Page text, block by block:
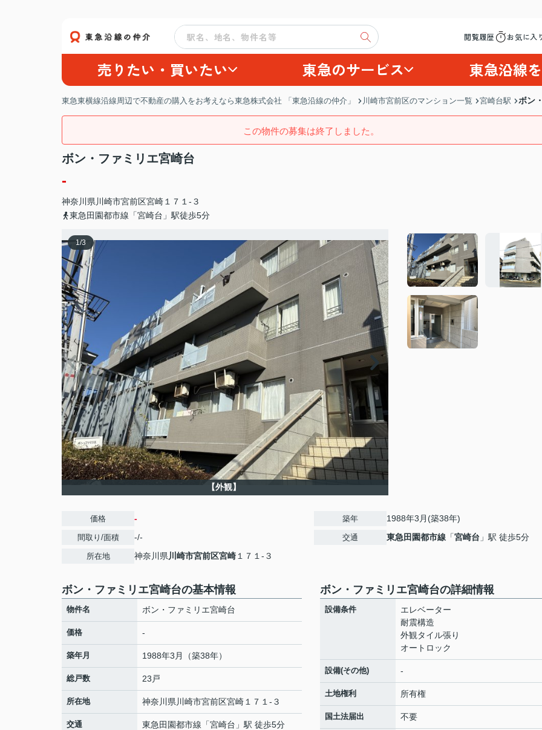
閲覧履歴 お気に入
売りたい・買いたい 東急のサービス 東急沿線
東急東横線沿線周辺で不動産の購入をお考えなら東急株式会社 「東急沿線の仲介」 川崎市宮前区のマンション一覧 宮崎台駅 ボン
この物件の募集は終了しました。
ボン・ファミリエ宮崎台
-
神奈川県 川崎市宮前区宮崎 １７１-３
東急田園都市線「宮崎台」駅徒歩5分
1/3
【外観】
価格 -
間取り/面積 -/-
所在地 神奈川県川崎市宮前区宮崎 １７１-３
築年 1988年3月(築38年)
交通 東急田園都市線 「宮崎台 」駅 徒歩5分
ボン・ファミリエ宮崎台の基本情報
物件名 ボン・ファミリエ宮崎台
価格 -
築年月 1988年3月（築38年）
総戸数 23戸
所在地 神奈川県 川崎市宮前区宮崎 １７１-３
交通 東急田園都市線 「宮崎台 」駅 徒歩5分
ボン・ファミリエ宮崎台の詳細情報
設備条件
エレベーター
耐震構造
外観タイル張り
オートロック
設備(その他) -
土地権利 所有権
国土法届出 不要